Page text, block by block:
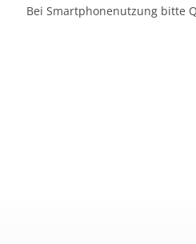
Bei Smartphonenutzung bitte